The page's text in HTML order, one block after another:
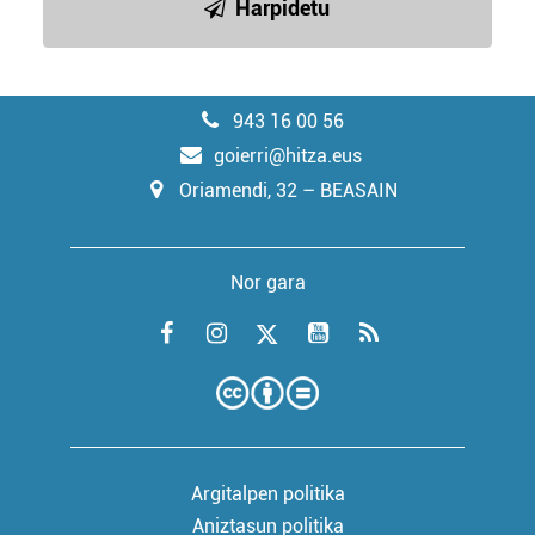
Harpidetu
943 16 00 56
goierri@hitza.eus
Oriamendi, 32 – BEASAIN
Nor gara
Argitalpen politika
Aniztasun politika